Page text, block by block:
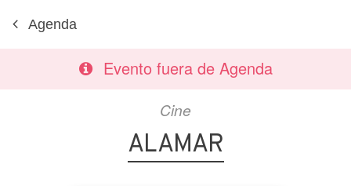
Agenda
Evento fuera de Agenda
Cine
ALAMAR